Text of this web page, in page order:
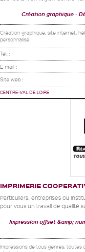
Création graphique
Création graphique, site internet,
personnalisé
Tel. :
E-mail :
Site web :
CENTRE-VAL DE LOIRE
IMPRIMERIE
Particuliers, entreprises ou
pour vous un travail de qualité
Impression offset &amp;
Impressions de tous genres, toutes